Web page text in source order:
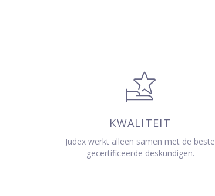
KWALITEIT
Judex werkt alleen samen met de beste
gecertificeerde deskundigen.